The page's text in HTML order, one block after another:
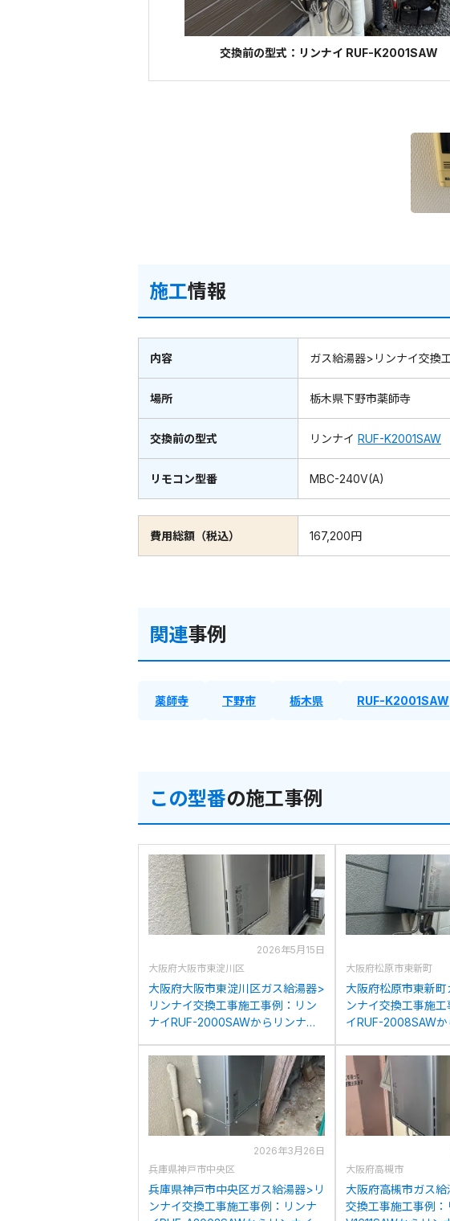
交換前の型式：リンナイ RUF-K2001SAW
施工情報
内容 ガス給湯器>リンナイ交換
場所 栃木県下野市薬師寺
交換前の型式 リンナイ RUF-K2001SAW
リモコン型番 MBC-240V(A)
費用総額（税込） 167,200円
関連事例
薬師寺 下野市 栃木県 RUF-K2001SAW
この型番の施工事例
2026年5月15日
大阪府大阪市東淀川区
大阪府大阪市東淀川区ガス給湯器>
リンナイ交換工事施工事例：リン
ナイRUF-2000SAWからリンナイ
大阪府松原市東新町
大阪府松原市東新
ンナイ交換工事施
イRUF-2008SAWか
2026年3月26日
兵庫県神戸市中央区
兵庫県神戸市中央区ガス給湯器>リ
ンナイ交換工事施工事例：リンナ
大阪府高槻市
大阪府高槻市ガス
交換工事施工事例：